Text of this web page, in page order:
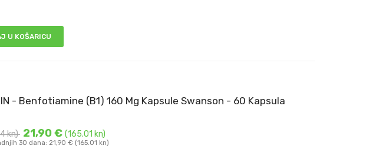
U KOŠARICU
- Benfotiamine (B1) 160 Mg Kapsule Swanson - 60 Kapsula
kn) 21,90 € (165.01 kn)
30 dana: 21,90 € (165.01 kn)